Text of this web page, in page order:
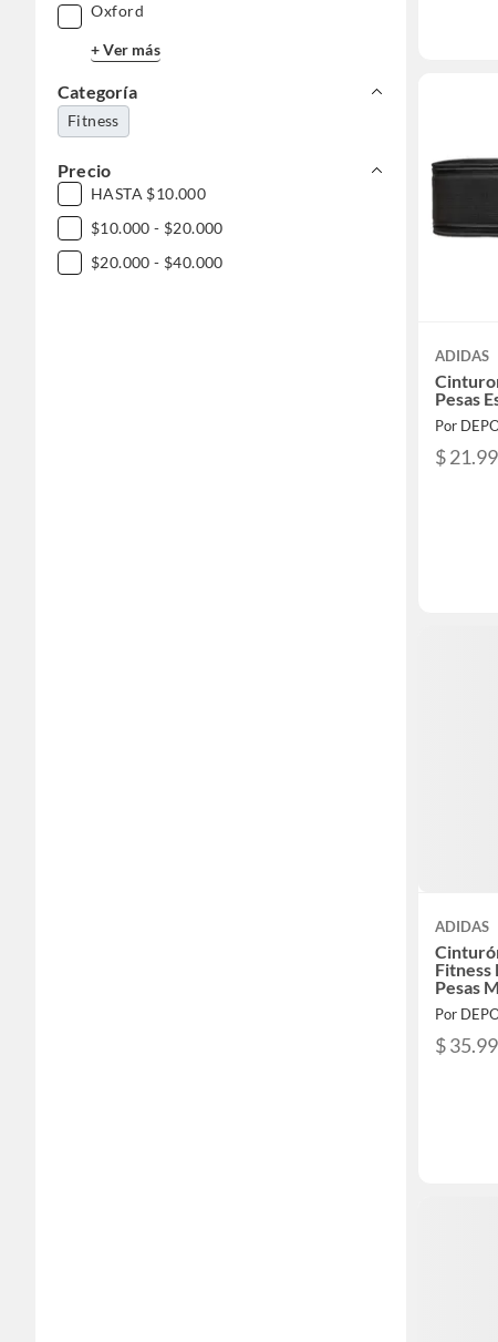
Oxford
+ Ver más
Categoría
Fitness
Precio
HASTA $10.000
$10.000 - $20.000
$20.000 - $40.000
ADIDAS
Pesas
Por
$
ADIDAS
Fitness
Pesas M
Por
$